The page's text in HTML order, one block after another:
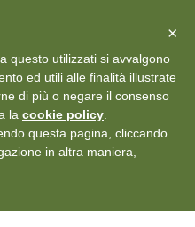
Statuto
×
questo utilizzati si avvalgono
ed utili alle finalità illustrate
di più o negare il consenso
la cookie policy
questa pagina, cliccando
in altra maniera,